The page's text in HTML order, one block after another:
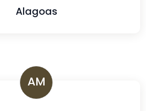
Alagoas
AM